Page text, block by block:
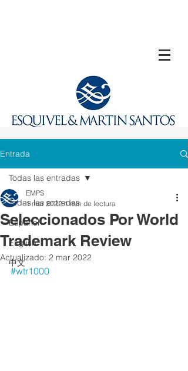
Entrada
Todas las entradas
Español
English
中文
Todas las entradas
Seleccionados Por World
Trademark Review
EMPS
1 mar 2022 1 min de lectura
Actualizado: 2 mar 2022
#wtr1000